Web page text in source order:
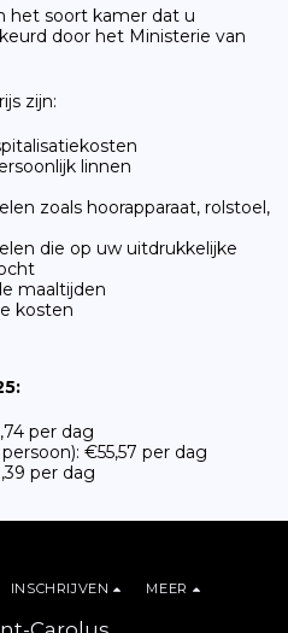
het soort kamer dat u
door het Ministerie van
zijn:
linnen
zoals hoorapparaat, rolstoel,
die op uw uitdrukkelijke
maaltijden
kosten
per dag
€55,57 per dag
per dag
INSCHRIJVEN MEER